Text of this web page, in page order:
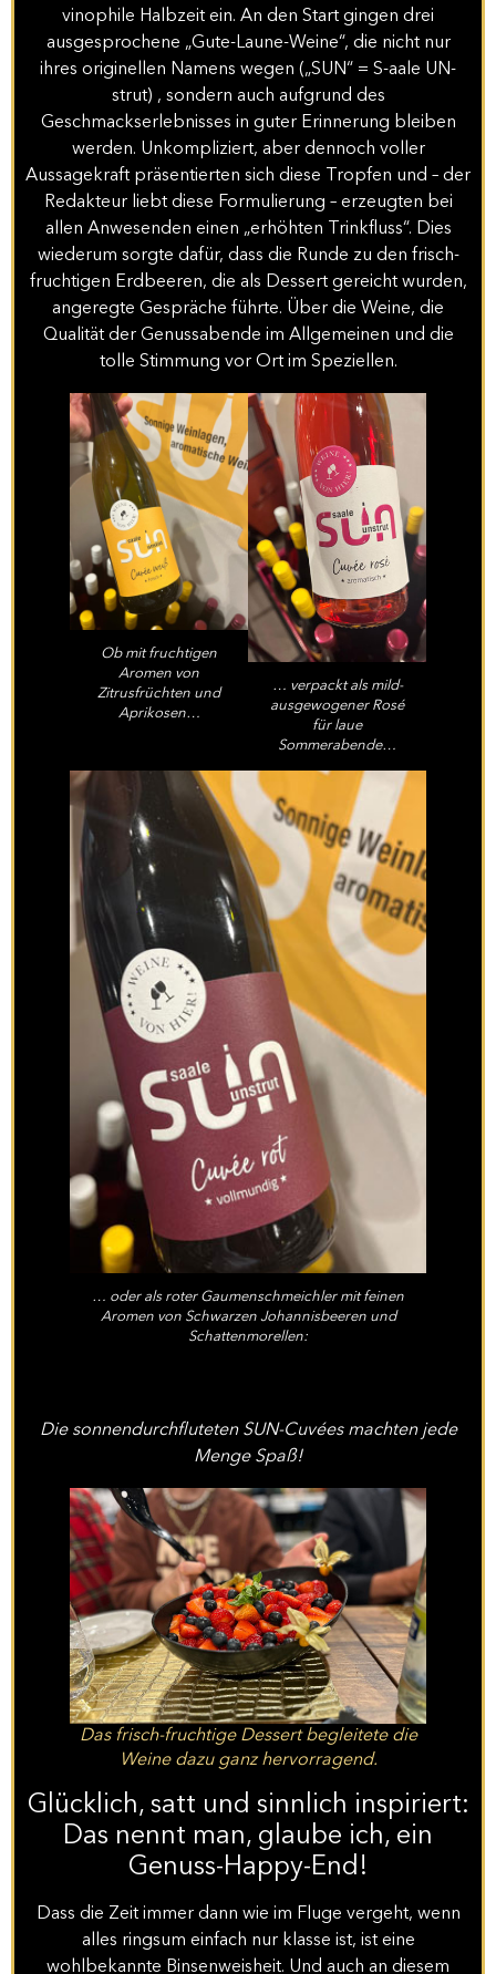
vinophile Halbzeit ein. An den Start gingen drei
ausgesprochene „Gute-Laune-Weine“, die nicht nur
ihres originellen Namens wegen („SUN“ = S-aale UN-
strut) , sondern auch aufgrund des
Geschmackserlebnisses in guter Erinnerung bleiben
werden. Unkompliziert, aber dennoch voller
Aussagekraft präsentierten sich diese Tropfen und – der
Redakteur liebt diese Formulierung – erzeugten bei
allen Anwesenden einen „erhöhten Trinkfluss“. Dies
wiederum sorgte dafür, dass die Runde zu den frisch-
fruchtigen Erdbeeren, die als Dessert gereicht wurden,
angeregte Gespräche führte. Über die Weine, die
Qualität der Genussabende im Allgemeinen und die
tolle Stimmung vor Ort im Speziellen.
Ob mit fruchtigen
Aromen von
Zitrusfrüchten und
Aprikosen…
… verpackt als mild-
ausgewogener Rosé
für laue
Sommerabende…
… oder als roter Gaumenschmeichler mit feinen
Aromen von Schwarzen Johannisbeeren und
Schattenmorellen:
Die sonnendurchfluteten SUN-Cuvées machten jede
Menge Spaß!
Das frisch-fruchtige Dessert begleitete die
Weine dazu ganz hervorragend.
Glücklich, satt und sinnlich inspiriert:
Das nennt man, glaube ich, ein
Genuss-Happy-End!
Dass die Zeit immer dann wie im Fluge vergeht, wenn
alles ringsum einfach nur klasse ist, ist eine
wohlbekannte Binsenweisheit. Und auch an diesem